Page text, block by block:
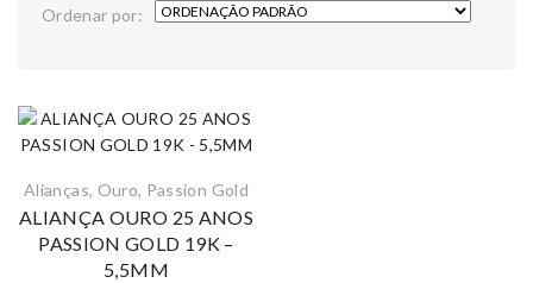
Ordenar por:
Alianças, Ouro, Passion Gold
ALIANÇA OURO 25 ANOS
PASSION GOLD 19K –
5,5MM